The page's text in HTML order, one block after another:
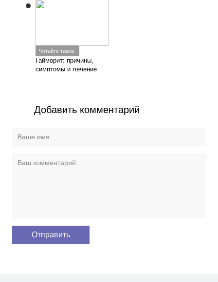
Читайте также:
Гайморит: причины,
симптомы и лечение
Добавить комментарий